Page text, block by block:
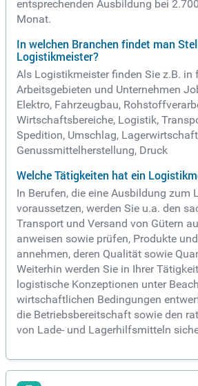
entsprechenden Ausbildung bei
Monat.
In welchen Branchen findet man
Logistikmeister?
Als Logistikmeister finden Sie z.B. in
Arbeitsgebieten und Unternehmen
Elektro, Fahrzeugbau,
Wirtschaftsbereiche, Logistik,
Spedition, Umschlag,
Genussmittelherstellung, Druck
Welche Tätigkeiten hat ein
In Berufen, die eine Ausbildung zum
voraussetzen, werden Sie u.a. den
Transport und Versand von Gütern
anweisen sowie prüfen, Produkte
annehmen, deren Qualität sowie
Weiterhin werden Sie in Ihrer
logistische Konzeptionen unter
wirtschaftlichen Bedingungen
die Betriebsbereitschaft sowie den
von Lade- und Lagerhilfsmitteln